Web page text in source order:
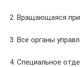
2. Вращающаяся
3. Все органы
4. Специальное